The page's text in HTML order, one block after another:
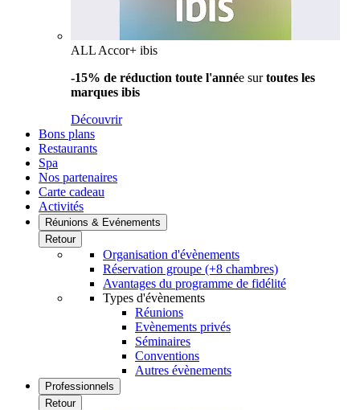
ALL Accor+ ibis
-15% de réduction toute l'année surtoutes les
marques ibis
Découvrir
Bons plans
Restaurants
Spa
Nos partenaires
Carte cadeau
Activités
Réunions & Evénements
Retour
Organisation d'évènements
Réservation groupe (+8 chambres)
Avantages du programme de fidélité
Types d'évènements
Réunions
Evènements privés
Séminaires
Conventions
Autres évènements
Professionnels
Retour